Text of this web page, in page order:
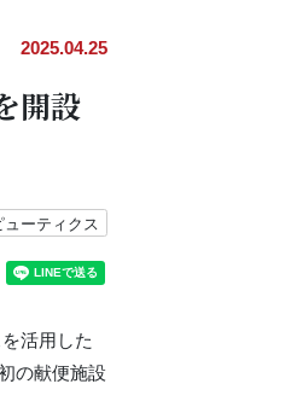
開設
2025.04.25
ーティクス
活用した
の献便施設